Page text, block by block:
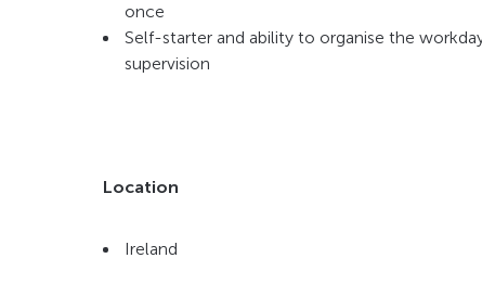
once
Self-starter and ability to organise the
supervision
Location
Ireland